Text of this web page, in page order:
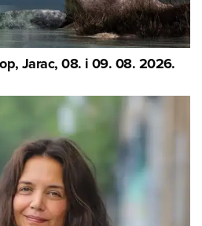
Jarac, 08. i 09. 08. 2026.